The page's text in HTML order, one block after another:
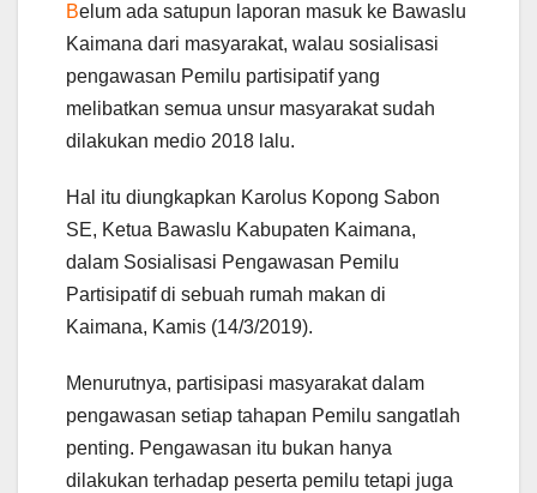
Belum ada satupun laporan masuk ke Bawaslu
Kaimana dari masyarakat, walau sosialisasi
pengawasan Pemilu partisipatif yang
melibatkan semua unsur masyarakat sudah
dilakukan medio 2018 lalu.
Hal itu diungkapkan Karolus Kopong Sabon
SE, Ketua Bawaslu Kabupaten Kaimana,
dalam Sosialisasi Pengawasan Pemilu
Partisipatif di sebuah rumah makan di
Kaimana, Kamis (14/3/2019).
Menurutnya, partisipasi masyarakat dalam
pengawasan setiap tahapan Pemilu sangatlah
penting. Pengawasan itu bukan hanya
dilakukan terhadap peserta pemilu tetapi juga